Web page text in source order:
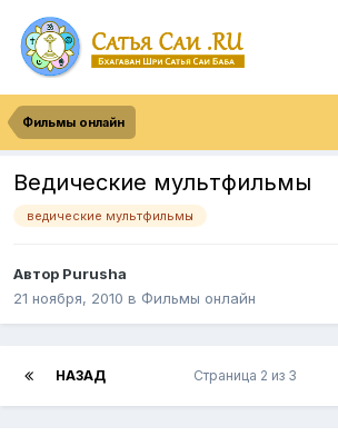
Фильмы онлайн
Ведические мультфильмы
ведические мультфильмы
Автор Purusha
21 ноября, 2010 в Фильмы онлайн
НАЗАД Страница 2 из 3